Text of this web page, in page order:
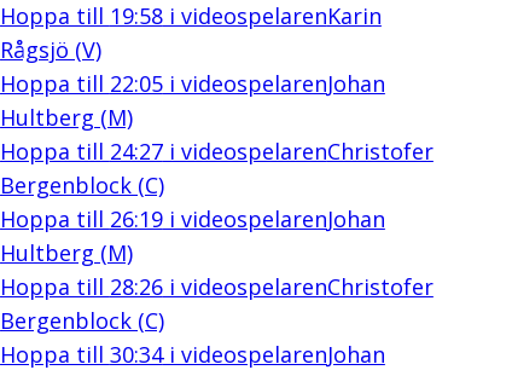
Hoppa till 19:58i videospelarenKarin
Rågsjö (V)
Hoppa till 22:05i videospelarenJohan
Hultberg (M)
Hoppa till 24:27i videospelarenChristofer
Bergenblock (C)
Hoppa till 26:19i videospelarenJohan
Hultberg (M)
Hoppa till 28:26i videospelarenChristofer
Bergenblock (C)
Hoppa till 30:34i videospelarenJohan